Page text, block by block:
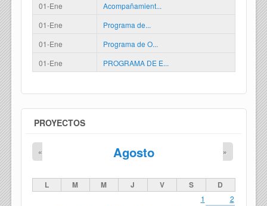
01-Ene
Acompañamient...
01-Ene
Programa de...
01-Ene
Programa de O...
01-Ene
PROGRAMA DE E...
PROYECTOS
Agosto
« »
L M M J V S D
1
2